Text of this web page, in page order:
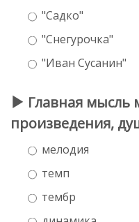
"Садко"
"Снегурочка"
"Иван Сусанин"
Главная мысль
произведения,
мелодия
темп
тембр